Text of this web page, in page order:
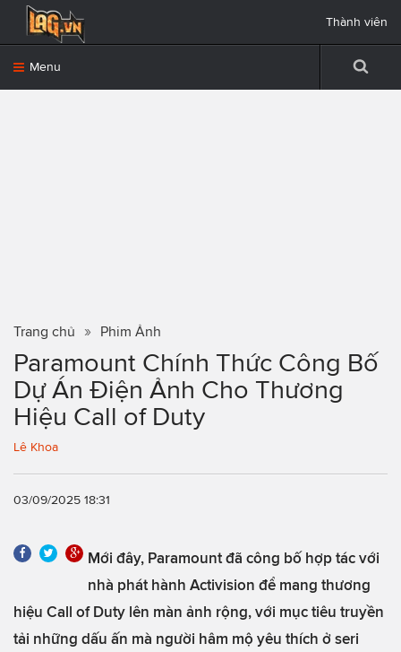
Menu
Thành viên
Trang chủ Phim Ảnh
Paramount Chính Thức Công Bố
Dự Án Điện Ảnh Cho Thương
Hiệu Call of Duty
Lê Khoa
03/09/2025 18:31
Mới đây, Paramount đã công bố hợp tác với
nhà phát hành Activision để mang thương
hiệu Call of Duty lên màn ảnh rộng, với mục tiêu truyền
tải những dấu ấn mà người hâm mộ yêu thích ở seri